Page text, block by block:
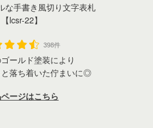
な手書き風切り文字表札
【lcsr-22】
398件
ールド塗装により
落ち着いた佇まいに◎
ージはこちら